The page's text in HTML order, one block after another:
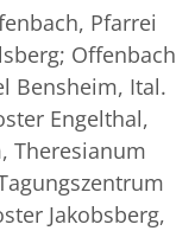
Pfarrei
Offenbach
Bensheim, Ital.
Engelthal,
Theresianum
Jakobsberg,